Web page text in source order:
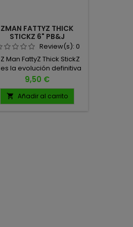
ZMAN FATTYZ THICK
STICKZ 6" PB&J
Review(s): 0
Z Man FattyZ Thick StickZ
es la evolución definitiva
del clásico FattyZ, ahora
con más grosor, más
longitud y mucha más
presencia para provocar
Precio
9,50 €
 Añadir al carrito